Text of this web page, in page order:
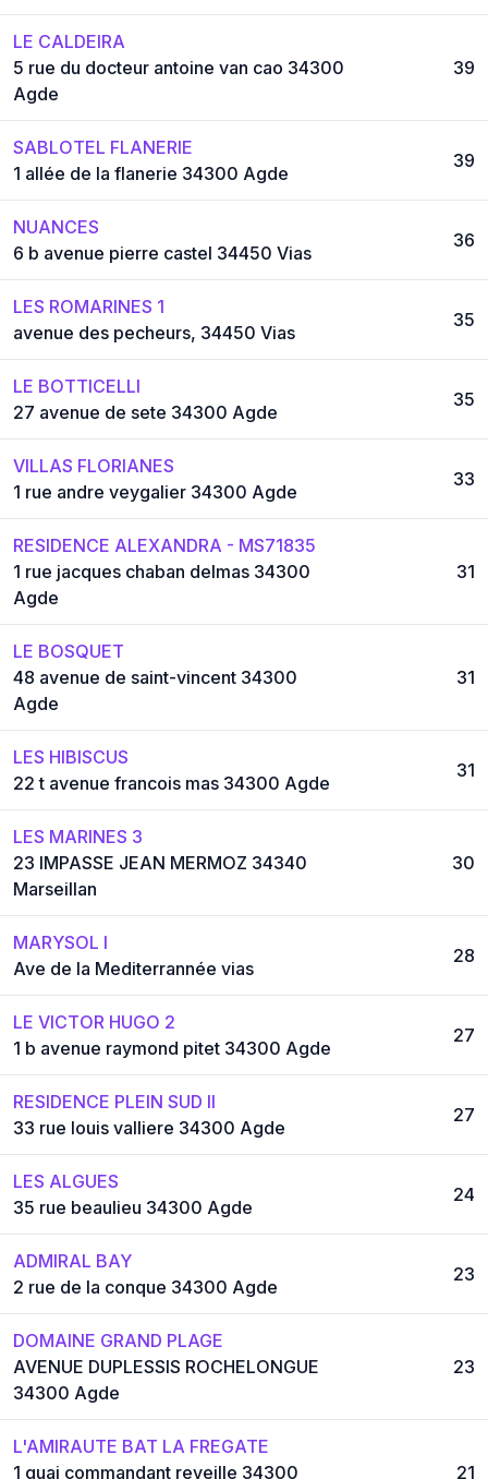
LE CALDEIRA
5 rue du docteur antoine van cao 34300
Agde
39
SABLOTEL FLANERIE
1 allée de la flanerie 34300 Agde
39
NUANCES
6 b avenue pierre castel 34450 Vias
36
LES ROMARINES 1
avenue des pecheurs, 34450 Vias
35
LE BOTTICELLI
27 avenue de sete 34300 Agde
35
VILLAS FLORIANES
1 rue andre veygalier 34300 Agde
33
RESIDENCE ALEXANDRA - MS71835
1 rue jacques chaban delmas 34300
Agde
31
LE BOSQUET
48 avenue de saint-vincent 34300
Agde
31
LES HIBISCUS
22 t avenue francois mas 34300 Agde
31
LES MARINES 3
23 IMPASSE JEAN MERMOZ 34340
Marseillan
30
MARYSOL I
Ave de la Mediterrannée vias
28
LE VICTOR HUGO 2
1 b avenue raymond pitet 34300 Agde
27
RESIDENCE PLEIN SUD II
33 rue louis valliere 34300 Agde
27
LES ALGUES
35 rue beaulieu 34300 Agde
24
ADMIRAL BAY
2 rue de la conque 34300 Agde
23
DOMAINE GRAND PLAGE
AVENUE DUPLESSIS ROCHELONGUE
34300 Agde
23
L'AMIRAUTE BAT LA FREGATE
1 quai commandant reveille 34300
21